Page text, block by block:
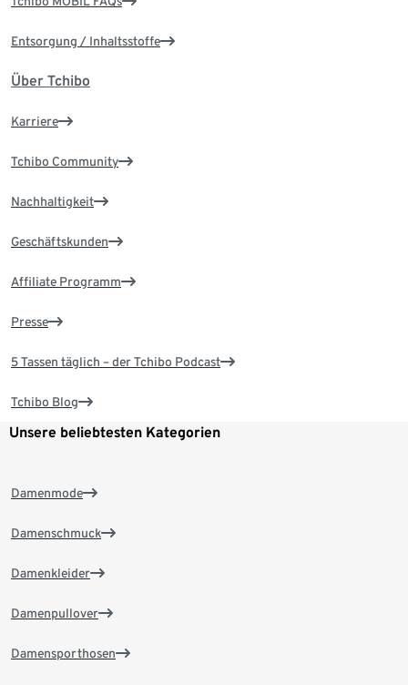
Entsorgung / Inhaltsstoffe
Über Tchibo
Karriere
Tchibo Community
Nachhaltigkeit
Geschäftskunden
Affiliate Programm
Presse
5 Tassen täglich – der Tchibo Podcast
Tchibo Blog
Unsere beliebtesten Kategorien
Damenmode
Damenschmuck
Damenkleider
Damenpullover
Damensporthosen